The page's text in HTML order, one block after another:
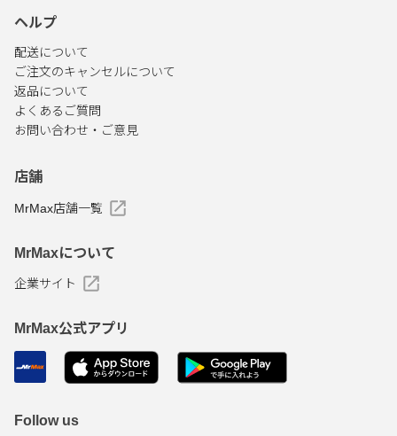
ヘルプ
配送について
ご注文のキャンセルについて
返品について
よくあるご質問
お問い合わせ・ご意見
店舗
MrMax店舗一覧
MrMaxについて
企業サイト
MrMax公式アプリ
Follow us